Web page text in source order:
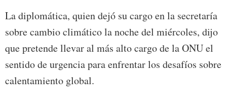
La diplomática, quien dejó su cargo en la secretaría
sobre cambio climático la noche del miércoles, dijo
que pretende llevar al más alto cargo de la ONU el
sentido de urgencia para enfrentar los desafíos sobre
calentamiento global.